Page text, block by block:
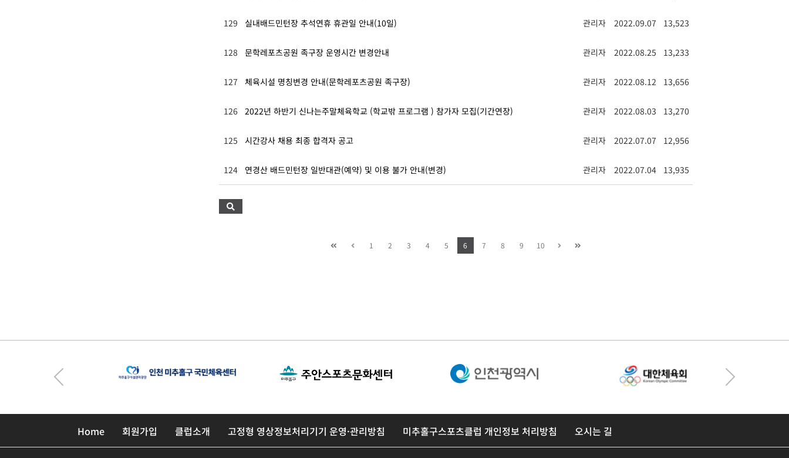
129 실내배드민턴장 추석연휴 휴관일 안내(10일) 관리자 2022.09.07 13,523
128 문학레포츠공원 족구장 운영시간 변경안내 관리자 2022.08.25 13,233
127 체육시설 명칭변경 안내(문학레포츠공원 족구장) 관리자 2022.08.12 13,656
126 2022년 하반기 신나는주말체육학교 (학교밖 프로그램 ) 참가자 모집(기간연장) 관리자 2022.08.03 13,270
125 시간강사 채용 최종 합격자 공고 관리자 2022.07.07 12,956
124 연경산 배드민턴장 일반대관(예약) 및 이용 불가 안내(변경) 관리자 2022.07.04 13,935
1 2 3 4 5 6 7 8 9 10
Home 회원가입 클럽소개 고정형 영상정보처리기기 운영·관리방침 미추홀구스포츠클럽 개인정보 처리방침 오시는 길